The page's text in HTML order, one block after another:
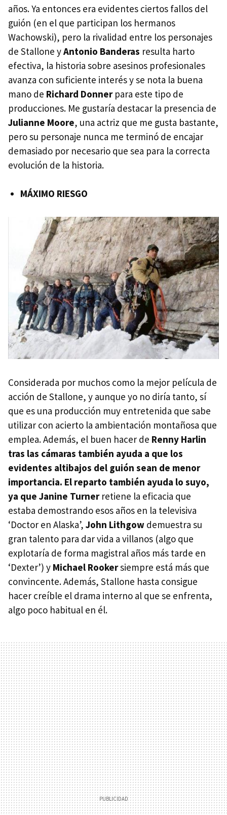
años. Ya entonces era evidentes ciertos fallos del
guión (en el que participan los hermanos
Wachowski), pero la rivalidad entre los personajes
de Stallone yAntonio Banderas resulta harto
efectiva, la historia sobre asesinos profesionales
avanza con suficiente interés y se nota la buena
mano de Richard Donnerpara este tipo de
producciones. Me gustaría destacar la presencia de
Julianne Moore, una actriz que me gusta bastante,
pero su personaje nunca me terminó de encajar
demasiado por necesario que sea para la correcta
evolución de la historia.
MÁXIMO RIESGO
Considerada por muchos como la mejor película de
acción de Stallone, y aunque yo no diría tanto, sí
que es una producción muy entretenida que sabe
utilizar con acierto la ambientación montañosa que
emplea. Además, el buen hacer de Renny Harlin
tras las cámaras también ayuda a que los
evidentes altibajos del guión sean de menor
importancia. El reparto también ayuda lo suyo,
ya que Janine Turnerretiene la eficacia que
estaba demostrando esos años en la televisiva
‘Doctor en Alaska’, John Lithgow demuestra su
gran talento para dar vida a villanos (algo que
explotaría de forma magistral años más tarde en
‘Dexter’) y Michael Rookersiempre está más que
convincente. Además, Stallone hasta consigue
hacer creíble el drama interno al que se enfrenta,
algo poco habitual en él.